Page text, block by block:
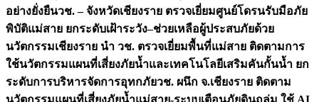
อย่างยั่งยืนวช. – จังหวัดเชียงราย ตรวจเยี่ยมศูนย์โดรนรับมือภัย
พิบัติแม่สาย ยกระดับเฝ้าระวัง–ช่วยเหลือผู้ประสบภัยด้วย
นวัตกรรมเชียงราย นำ วช. ตรวจเยี่ยมพื้นที่แม่สาย ติดตามการ
ใช้นวัตกรรมแผนที่เสี่ยงภัยน้ำและเทคโนโลยีเสริมคันกั้นน้ำ ยก
ระดับการบริหารจัดการอุทกภัยวช. ผนึก จ.เชียงราย ติดตาม
นวัตกรรมแผนที่เสี่ยงภัยน้ำแม่สาย-ระบบเตือนภัยดินถล่ม ใช้ AI